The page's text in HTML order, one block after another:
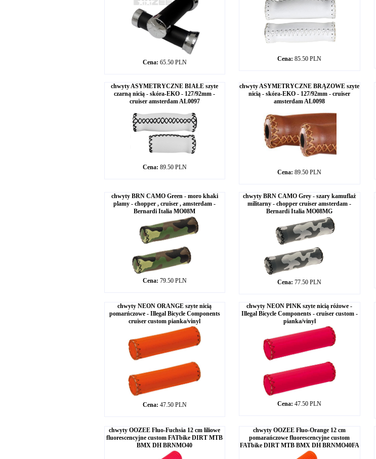
Cena: 65.50 PLN Cena: 85.50 PLN
chwyty ASYMETRYCZNE BIAŁE szyte
czarną nicią - skóra-EKO - 127/92mm -
cruiser amsterdam AL0097
Cena: 89.50 PLN
chwyty ASYMETRYCZNE BRĄZOWE szyte
nicią - skóra-EKO - 127/92mm - cruiser
amsterdam AL0098
Cena: 89.50 PLN
chwyty BRN CAMO Green - moro khaki
plamy - chopper , cruiser , amsterdam -
Bernardi Italia MO08M
Cena: 79.50 PLN
chwyty BRN CAMO Grey - szary kamuflaż
militarny - chopper cruiser amsterdam -
Bernardi Italia MO08MG
Cena: 77.50 PLN
chwyty NEON ORANGE szyte nicią
pomarńczowe - Illegal Bicycle Components
cruiser custom pianka/vinyl
Cena: 47.50 PLN
chwyty NEON PINK szyte nicią różowe -
Illegal Bicycle Components - cruiser custom -
pianka/vinyl
Cena: 47.50 PLN
chwyty OOZEE Fluo-Fuchsia 12 cm liliowe
fluorescencyjne custom FATbike DIRT MTB
BMX DH BRNMO40
chwyty OOZEE Fluo-Orange 12 cm
pomarańczowe fluorescencyjne custom
FATbike DIRT MTB BMX DH BRNMO40FA